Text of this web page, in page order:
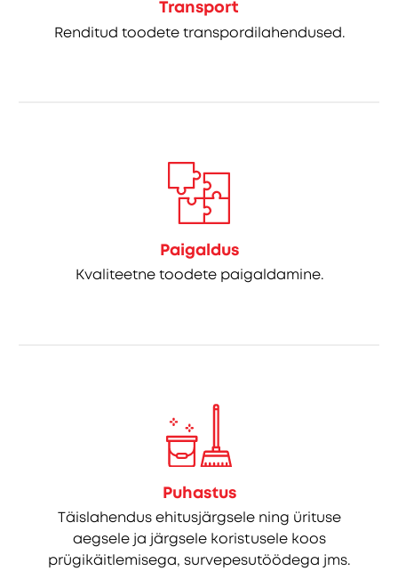
Transport
Renditud toodete transpordilahendused.
Paigaldus
Kvaliteetne toodete paigaldamine.
Puhastus
Täislahendus ehitusjärgsele ning ürituse
aegsele ja järgsele koristusele koos
prügikäitlemisega, survepesutöödega jms.